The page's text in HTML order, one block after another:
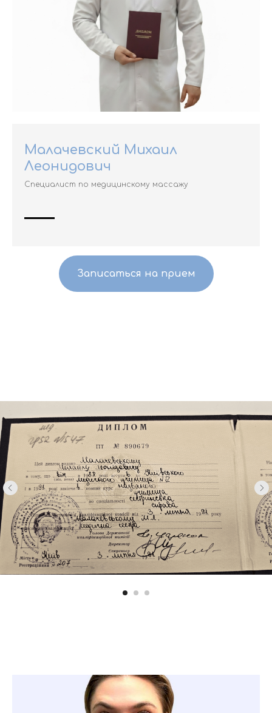
Малачевский Михаил
Леонидович
Специалист по медицинскому массажу
Записаться на прием